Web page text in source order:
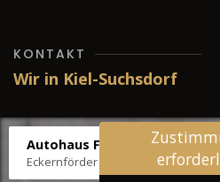
KONTAKT
Wir in Kiel-Suchsdorf
Autohaus Fräter
Eckernförder Str. /Klausbrooker